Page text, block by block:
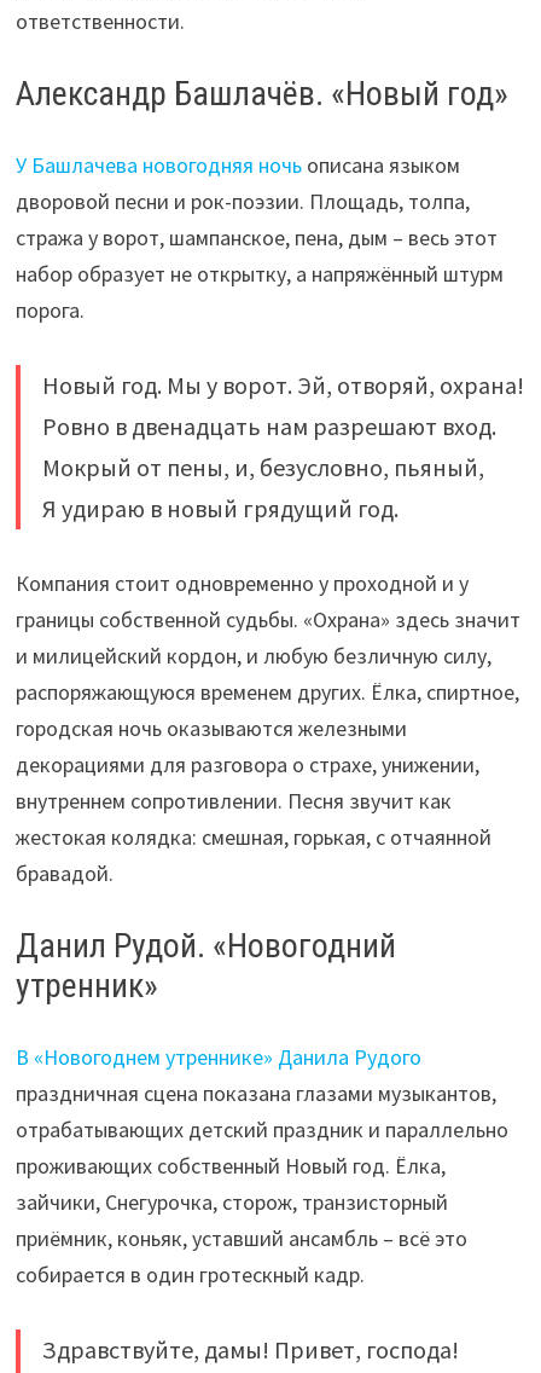
ответственности.
Александр Башлачёв. «Новый год»
У Башлачева новогодняя ночьописана языком
дворовой песни и рок-поэзии. Площадь, толпа,
стража у ворот, шампанское, пена, дым – весь этот
набор образует не открытку, а напряжённый штурм
порога.
Новый год. Мы у ворот. Эй, отворяй, охрана!
Ровно в двенадцать нам разрешают вход.
Мокрый от пены, и, безусловно, пьяный,
Я удираю в новый грядущий год.
Компания стоит одновременно у проходной и у
границы собственной судьбы. «Охрана» здесь значит
и милицейский кордон, и любую безличную силу,
распоряжающуюся временем других. Ёлка, спиртное,
городская ночь оказываются железными
декорациями для разговора о страхе, унижении,
внутреннем сопротивлении. Песня звучит как
жестокая колядка: смешная, горькая, с отчаянной
бравадой.
Данил Рудой. «Новогодний
утренник»
В «Новогоднем утреннике» Данила Рудого
праздничная сцена показана глазами музыкантов,
отрабатывающих детский праздник и параллельно
проживающих собственный Новый год. Ёлка,
зайчики, Снегурочка, сторож, транзисторный
приёмник, коньяк, уставший ансамбль – всё это
собирается в один гротескный кадр.
Здравствуйте, дамы! Привет, господа!